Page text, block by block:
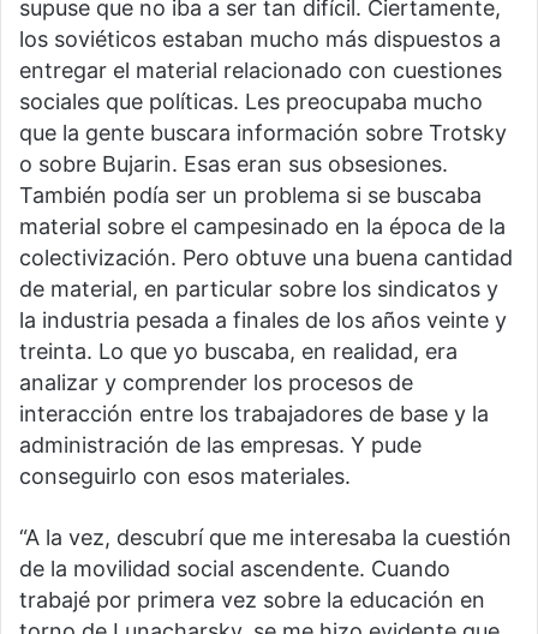
supuse que no iba a ser tan difícil. Ciertamente,
los soviéticos estaban mucho más dispuestos a
entregar el material relacionado con cuestiones
sociales que políticas. Les preocupaba mucho
que la gente buscara información sobre Trotsky
o sobre Bujarin. Esas eran sus obsesiones.
También podía ser un problema si se buscaba
material sobre el campesinado en la época de la
colectivización. Pero obtuve una buena cantidad
de material, en particular sobre los sindicatos y
la industria pesada a finales de los años veinte y
treinta. Lo que yo buscaba, en realidad, era
analizar y comprender los procesos de
interacción entre los trabajadores de base y la
administración de las empresas. Y pude
conseguirlo con esos materiales.
“A la vez, descubrí que me interesaba la cuestión
de la movilidad social ascendente. Cuando
trabajé por primera vez sobre la educación en